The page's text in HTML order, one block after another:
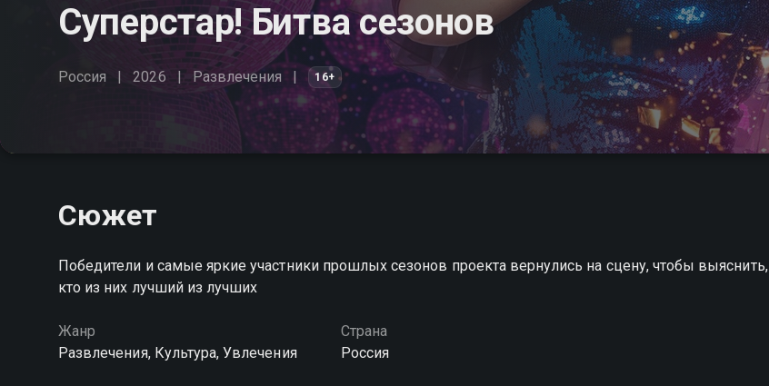
Суперстар! Битва сезонов
Россия 2026 Развлечения 16+
Сюжет
Победители и самые яркие участники прошлых сезонов проекта вернулись на сцену, чтобы выяснить,
кто из них лучший из лучших
Жанр
Развлечения, Культура, Увлечения
Страна
Россия